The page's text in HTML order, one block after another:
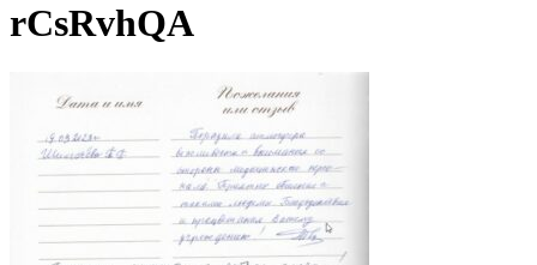
rCsRvhQA